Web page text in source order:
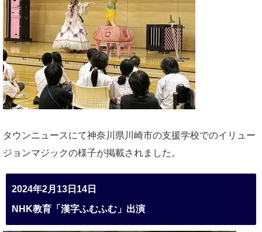
タウンニュースにて神奈川県川崎市の支援学校でのイリュー
ジョンマジックの様子が掲載されました。
2024年2月13日14日
NHK教育「漢字ふむふむ」出演